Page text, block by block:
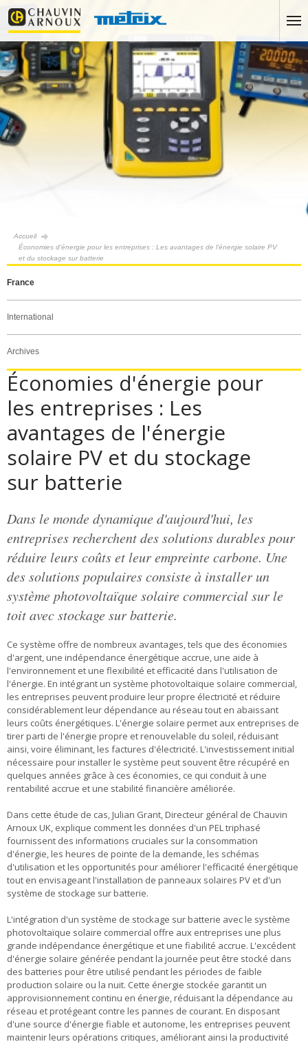
Accueil
Économies d'énergie pour les entreprises : Les avantages de l'énergie solaire PV
et du stockage sur batterie
France
International
Archives
Économies d'énergie pour
les entreprises : Les
avantages de l'énergie
solaire PV et du stockage
sur batterie
Dans le monde dynamique d'aujourd'hui, les
entreprises recherchent des solutions durables pour
réduire leurs coûts et leur empreinte carbone. Une
des solutions populaires consiste à installer un
système photovoltaïque solaire commercial sur le
toit avec stockage sur batterie.
Ce système offre de nombreux avantages, tels que des économies
d'argent, une indépendance énergétique accrue, une aide à
l'environnement et une flexibilité et efficacité dans l'utilisation de
l'énergie. En intégrant un système photovoltaïque solaire commercial,
les entreprises peuvent produire leur propre électricité et réduire
considérablement leur dépendance au réseau tout en abaissant
leurs coûts énergétiques. L'énergie solaire permet aux entreprises de
tirer parti de l'énergie propre et renouvelable du soleil, réduisant
ainsi, voire éliminant, les factures d'électricité. L'investissement initial
nécessaire pour installer le système peut souvent être récupéré en
quelques années grâce à ces économies, ce qui conduit à une
rentabilité accrue et une stabilité financière améliorée.
Dans cette étude de cas, Julian Grant, Directeur général de Chauvin
Arnoux UK, explique comment les données d'un PEL triphasé
fournissent des informations cruciales sur la consommation
d'énergie, les heures de pointe de la demande, les schémas
d'utilisation et les opportunités pour améliorer l'efficacité énergétique
tout en envisageant l'installation de panneaux solaires PV et d'un
système de stockage sur batterie.
L'intégration d'un système de stockage sur batterie avec le système
photovoltaïque solaire commercial offre aux entreprises une plus
grande indépendance énergétique et une fiabilité accrue. L'excédent
d'énergie solaire générée pendant la journée peut être stocké dans
des batteries pour être utilisé pendant les périodes de faible
production solaire ou la nuit. Cette énergie stockée garantit un
approvisionnement continu en énergie, réduisant la dépendance au
réseau et protégeant contre les pannes de courant. En disposant
d'une source d'énergie fiable et autonome, les entreprises peuvent
maintenir leurs opérations critiques, améliorant ainsi la productivité